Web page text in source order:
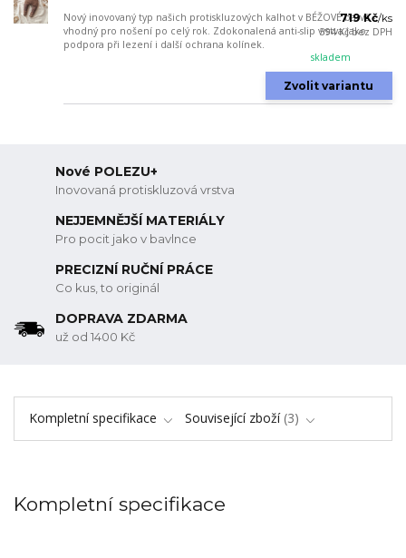
Nový inovovaný typ našich protiskluzových kalhot v BÉŽOVÉ barvě -
vhodný pro nošení po celý rok. Zdokonalená anti-slip vrstva jako
podpora při lezení i další ochrana kolínek.
719 Kč/ks
594 Kčbez DPH
skladem
Zvolit variantu
Nové POLEZU+
Inovovaná protiskluzová vrstva
NEJJEMNĚJŠÍ MATERIÁLY
Pro pocit jako v bavlnce
PRECIZNÍ RUČNÍ PRÁCE
Co kus, to originál
DOPRAVA ZDARMA
už od 1400 Kč
Kompletní specifikace Související zboží 3
Kompletní specifikace